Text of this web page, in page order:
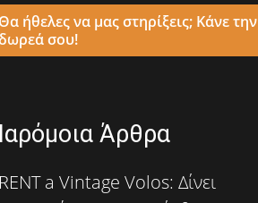
ήθελες να μας στηρίξεις; Κάνε την
σου!
Άρθρα
a Vintage Volos: Δίνει